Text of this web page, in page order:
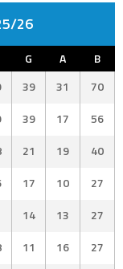
26
G A
B
39 31
70
39 17
56
21 19
40
17 10
27
14 13
27
11 16
27